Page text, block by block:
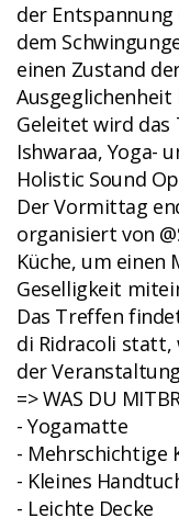
der
dem
einen Zustand
Geleitet wird das
Ishwaraa, Yoga-
Holistic Sound
Der Vormittag
organisiert von
Küche, um einen
Geselligkeit
Das Treffen
di Ridracoli statt,
der
=> WAS DU
- Yogamatte
- Mehrschichtige
- Kleines
- Leichte Decke